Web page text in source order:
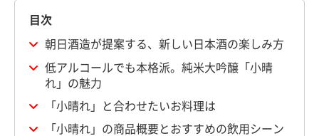
目次
朝日酒造が提案する、新しい日本酒の楽しみ方
低アルコールでも本格派。純米大吟醸「小晴
れ」の魅力
「小晴れ」と合わせたいお料理は
「小晴れ」の商品概要とおすすめの飲用シーン